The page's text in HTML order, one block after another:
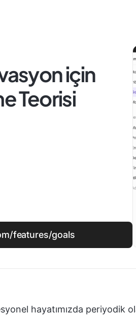
için
Teorisi
features/goals
hayatımızda periyodik